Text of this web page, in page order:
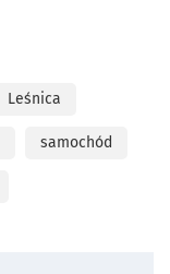
Leśnica
samochód